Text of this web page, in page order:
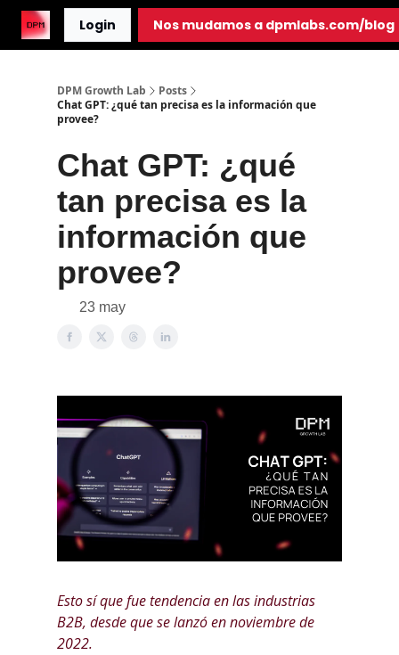
Login Nos mudamos a dpmlabs.com/blog
DPM Growth Lab
Posts
Chat GPT: ¿qué tan precisa es la información que
provee?
Chat GPT: ¿qué
tan precisa es la
información que
provee?
23 may
Esto sí que fue tendencia en las industrias
B2B, desde que se lanzó en noviembre de
2022.